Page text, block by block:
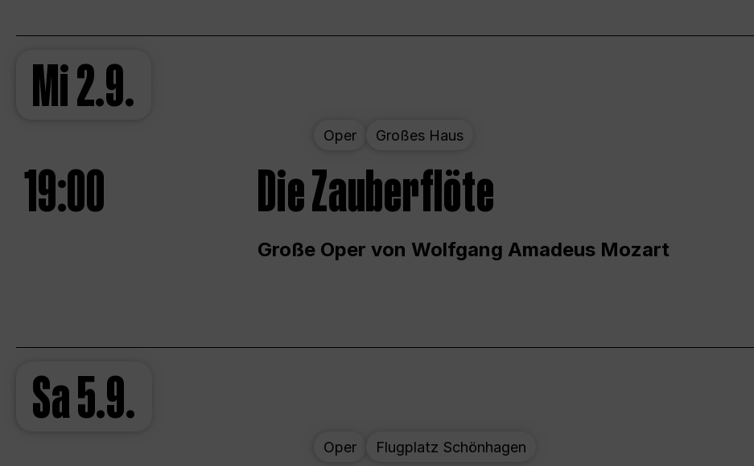
Mi2.9.
Oper Großes Haus
19:00 Die Zauberflöte
Große Oper von Wolfgang Amadeus Mozart
Sa5.9.
Oper Flugplatz Schönhagen